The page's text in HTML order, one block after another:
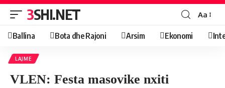
3SHI.NET Aa
Ballina Bota dhe Rajoni Arsim Ekonomi
LAJME
VLEN: Festa masovike nxiti